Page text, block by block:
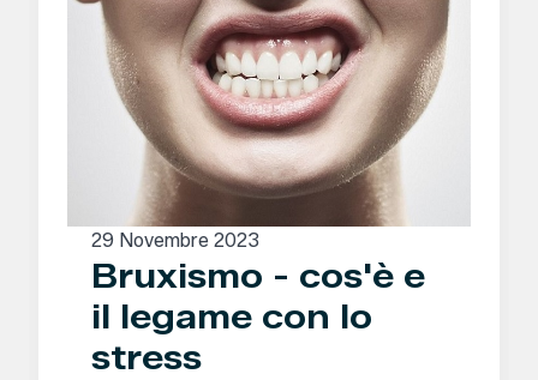
29 Novembre 2023
Bruxismo - cos'è e
il legame con lo
stress